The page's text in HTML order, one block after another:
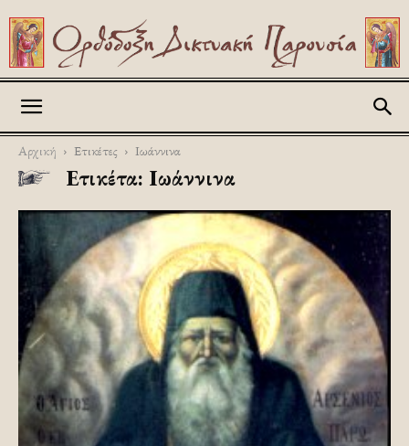
Αρχική Ετικέτες Ιωάννινα
Ετικέτα: Ιωάννινα